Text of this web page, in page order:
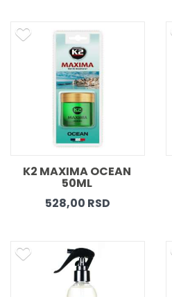
K2 MAXIMA OCEAN
50ML
528,00 RSD